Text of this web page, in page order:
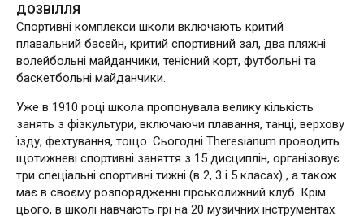
ДОЗВІЛЛЯ
Спортивні комплекси школи включають критий
плавальний басейн, критий спортивний зал, два пляжні
волейбольні майданчики, тенісний корт, футбольні та
баскетбольні майданчики.
Уже в 1910 році школа пропонувала велику кількість
занять з фізкультури, включаючи плавання, танці, верхову
їзду, фехтування, тощо. Сьогодні Theresianum проводить
щотижневі спортивні заняття з 15 дисциплін, організовує
три спеціальні спортивні тижні (в 2, 3 і 5 класах) , а також
має в своєму розпорядженні гірськолижний клуб. Крім
цього, в школі навчають грі на 20 музичних інструментах.